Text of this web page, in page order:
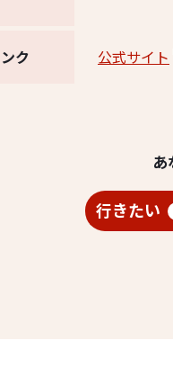
ク 公式サイト
あ
行きたい